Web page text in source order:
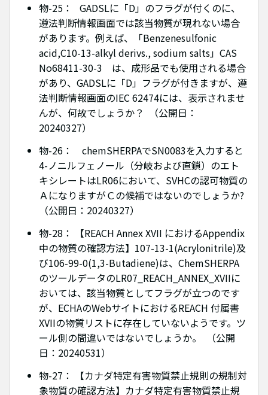
物-25： GADSLに「D」のフラグが付くのに、
遵法判断情報画面では該当物質が現れない場合
があります。例えば、「Benzenesulfonic
acid,C10-13-alkyl derivs., sodium salts」CAS
No68411-30-3 は、成形品でも使用される場合
があり、GADSLに「D」フラグが付きますが、遵
法判断情報画面のIEC 62474には、表示されませ
んが、何故でしょうか？ （公開日：
20240327）
物-26： chemSHERPAでSN0083を入力すると
4-ノニルフェノール（分岐および直鎖）のエト
キシレートはLR06において、SVHCの認可物質の
ＡになりますがＣの候補ではないのでしょうか?
（公開日：20240327）
物-28： 【REACH Annex XVII におけるAppendix
中の物質の確認方法】107-13-1(Acrylonitrile)及
び106-99-0(1,3-Butadiene)は、ChemSHERPA
のツールデータのLR07_REACH_ANNEX_XVIIに
おいては、該当物質としてフラグが立つのです
が、ECHAのWebサイトにおけるREACH 付属書
XVIIの物質リストに存在していないようです。ツ
ール側の間違いではないでしょうか。 （公開
日：20240531）
物-27： 【カナダ特定有害物質禁止規則の規制対
象物質の確認方法】カナダ特定有害物質禁止規